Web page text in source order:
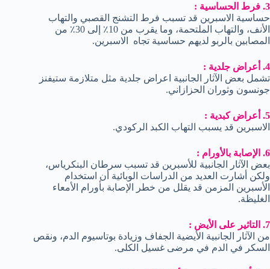
3. فرط الحساسية :
حساسية الاسبرين قد تسبب فرط التشنج القصبي والتهاب
الأنف، والتهاب الملتحمة، وما يقرب من 10٪ إلى 30٪ من
المصابين بالربو لديهم حساسية تجاه الاسبرين.
4. أعراض جلدية :
تشمل بعض الآثار الجانبية اعراض جلدية مثل متلازمة ستيفنز
جونسون وثوران الحزازاني.
5. أعراض كبدية :
الاسبرين قد يسبب التهاب الكبد الركودي.
6. الإصابة بالأورام :
بعض الآثار الجانبية للأسبرين قد تسبب سرطان البنكرياس،
ولكن أشارت العديد من الدراسات الوبائية أن استخدام
الأسبرين المزمن قد يقلل من خطر الإصابة بأورام الأمعاء
الغليظة.
7. التاثير على الأيض :
من الآثار الجانبية الأيضية الجفاف وزيادة بوتاسيوم الدم، ونقص
السكر في الدم في مرضى غسيل الكلى.